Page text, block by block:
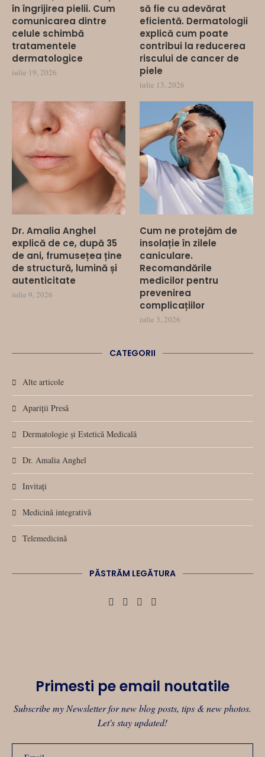
în îngrijirea pielii. Cum
comunicarea dintre
celule schimbă
tratamentele
dermatologice
iulie 19, 2026
să fie cu adevărat
eficientă. Dermatologii
explică cum poate
contribui la reducerea
riscului de cancer de
piele
iulie 13, 2026
Dr. Amalia Anghel
explică de ce, după 35
de ani, frumusețea ține
de structură, lumină și
autenticitate
iulie 9, 2026
Cum ne protejăm de
insolație în zilele
caniculare.
Recomandările
medicilor pentru
prevenirea
complicațiilor
iulie 3, 2026
CATEGORII
Alte articole
Apariții Presă
Dermatologie și Estetică Medicală
Dr. Amalia Anghel
Invitați
Medicină integrativă
Telemedicină
PĂSTRĂM LEGĂTURA
Primesti pe email noutatile
Subscribe my Newsletter for new blog posts, tips & new photos.
Let's stay updated!